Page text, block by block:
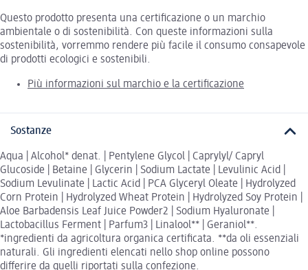
Questo prodotto presenta una certificazione o un marchio
ambientale o di sostenibilità. Con queste informazioni sulla
sostenibilità, vorremmo rendere più facile il consumo consapevole
di prodotti ecologici e sostenibili.
Più informazioni sul marchio e la certificazione
Sostanze
Aqua | Alcohol* denat. | Pentylene Glycol | Caprylyl/ Capryl
Glucoside | Betaine | Glycerin | Sodium Lactate | Levulinic Acid |
Sodium Levulinate | Lactic Acid | PCA Glyceryl Oleate | Hydrolyzed
Corn Protein | Hydrolyzed Wheat Protein | Hydrolyzed Soy Protein |
Aloe Barbadensis Leaf Juice Powder2 | Sodium Hyaluronate |
Lactobacillus Ferment | Parfum3 | Linalool** | Geraniol**.
*ingredienti da agricoltura organica certificata. **da oli essenziali
naturali. Gli ingredienti elencati nello shop online possono
differire da quelli riportati sulla confezione.